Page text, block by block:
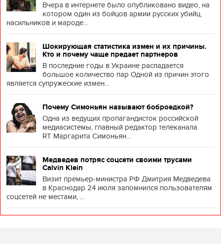
Вчера в интернете было опубликовано видео, на
котором один из бойцов армии русских убийц,
насильников и мароде...
Шокирующая статистика измен и их причины.
Кто и почему чаще предает партнеров
В последние годы в Украине распадается
большое количество пар Одной из причин этого
является супружеские измен...
Почему Симоньян называют боброедкой?
Одна из ведущих пропагандисток российской
медиасистемы, главный редактор телеканала
RT Маргарита Симоньян...
Медведев потряс соцсети своими трусами
Calvin Klein
Визит премьер-министра РФ Дмитрия Медведева
в Краснодар 24 июля запомнился пользователям
соцсетей не местами, ...